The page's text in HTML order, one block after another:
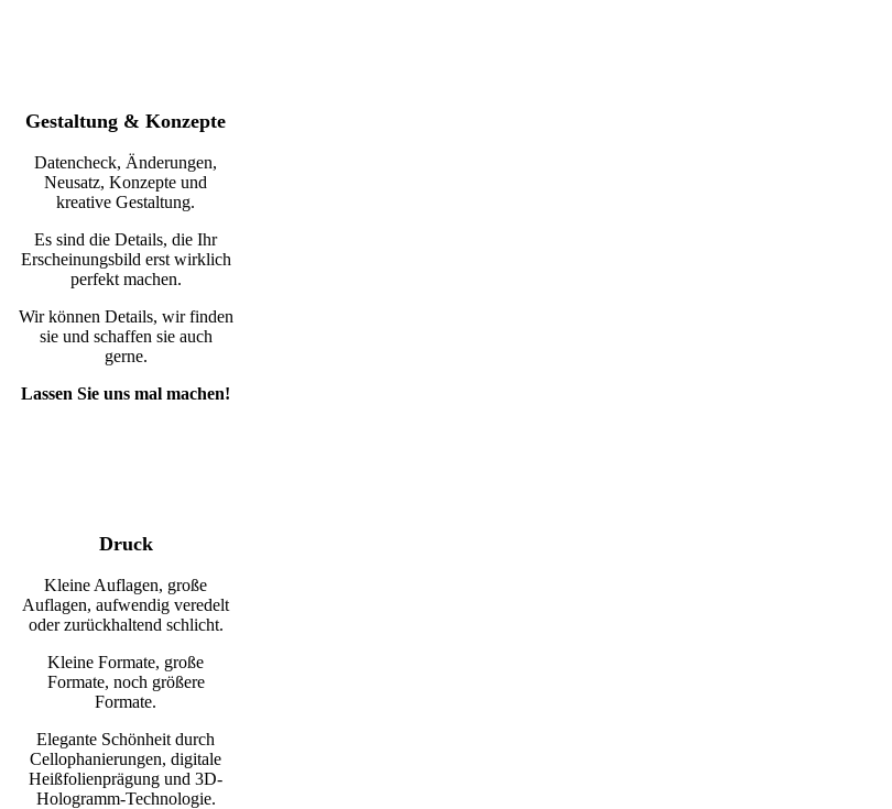
Gestaltung & Konzepte
Datencheck, Änderungen,
Neusatz, Konzepte und
kreative Gestaltung.
Es sind die Details, die Ihr
Erscheinungsbild erst wirklich
perfekt machen.
Wir können Details, wir finden
sie und schaffen sie auch
gerne.
Lassen Sie uns mal machen!
Druck
Kleine Auflagen, große
Auflagen, aufwendig veredelt
oder zurückhaltend schlicht.
Kleine Formate, große
Formate, noch größere
Formate.
Elegante Schönheit durch
Cellophanierungen, digitale
Heißfolienprägung und 3D-
Hologramm-Technologie.